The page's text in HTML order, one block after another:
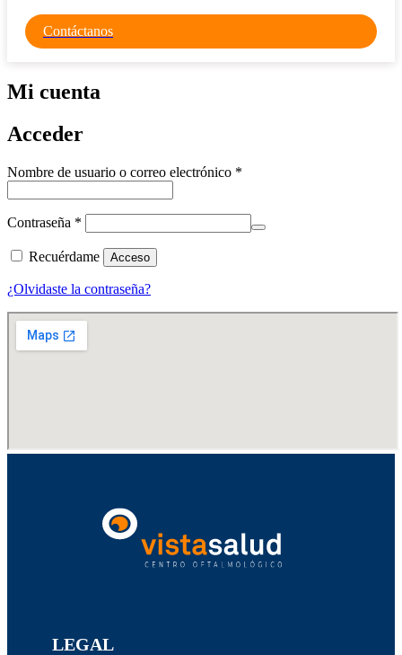
Contáctanos
Mi cuenta
Acceder
Nombre de usuario o correo electrónico *
Contraseña *
Recuérdame Acceso
¿Olvidaste la contraseña?
LEGAL